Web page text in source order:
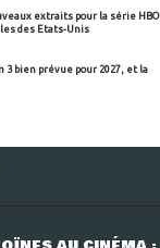
extraits pour la série HBO
des Etats-Unis
3 bien prévue pour 2027, et la